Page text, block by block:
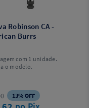
Robinson CA -
Burrs
com 1 unidade.
o modelo.
13% OFF